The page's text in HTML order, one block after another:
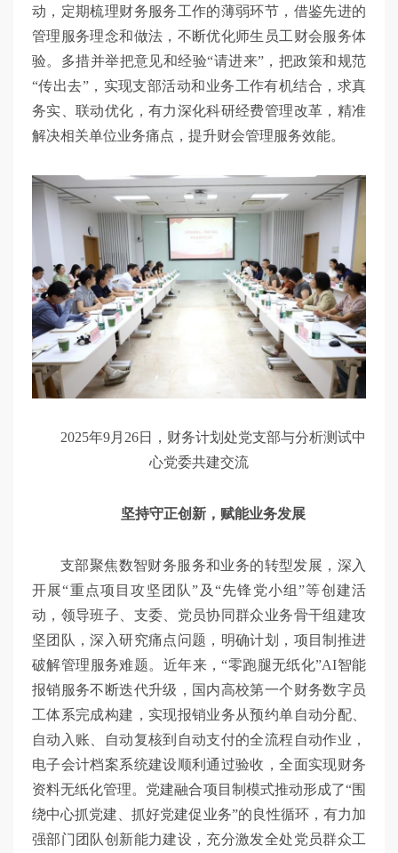
动，定期梳理财务服务工作的薄弱环节，借鉴先进的
管理服务理念和做法，不断优化师生员工财会服务体
验。多措并举把意见和经验“请进来”，把政策和规范
“传出去”，实现支部活动和业务工作有机结合，求真
务实、联动优化，有力深化科研经费管理改革，精准
解决相关单位业务痛点，提升财会管理服务效能。
2025年9月26日，财务计划处党支部与分析测试中
心党委共建交流
坚持守正创新，赋能业务发展
支部聚焦数智财务服务和业务的转型发展，深入
开展“重点项目攻坚团队”及“先锋党小组”等创建活
动，领导班子、支委、党员协同群众业务骨干组建攻
坚团队，深入研究痛点问题，明确计划，项目制推进
破解管理服务难题。近年来，“零跑腿无纸化”AI智能
报销服务不断迭代升级，国内高校第一个财务数字员
工体系完成构建，实现报销业务从预约单自动分配、
自动入账、自动复核到自动支付的全流程自动作业，
电子会计档案系统建设顺利通过验收，全面实现财务
资料无纸化管理。党建融合项目制模式推动形成了“围
绕中心抓党建、抓好党建促业务”的良性循环，有力加
强部门团队创新能力建设，充分激发全处党员群众工